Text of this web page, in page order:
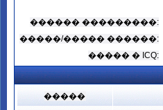
������ ���������:
�����/����� ������:
����� � ICQ:
�����